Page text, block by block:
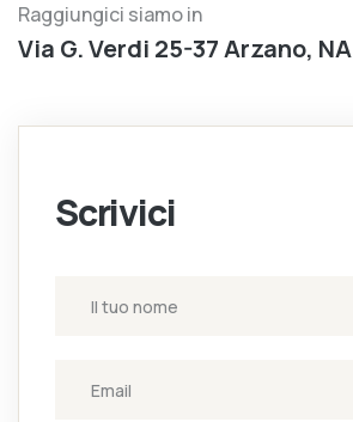
Raggiungici siamo in
Via G. Verdi 25-37 Arzano, NA
Scrivici